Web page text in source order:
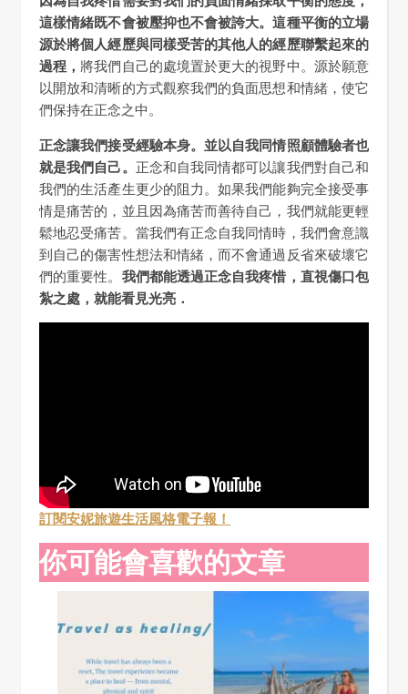
這樣情緒既不會被壓抑也不會被誇大。這種平衡的立場
源於將個人經歷與同樣受苦的其他人的經歷聯繫起來的
過程，將我們自己的處境置於更大的視野中。源於願意
以開放和清晰的方式觀察我們的負面思想和情緒，使它
們保持在正念之中。
正念讓我們接受經驗本身。並以自我同情照顧體驗者也
就是我們自己。 正念和自我同情都可以讓我們對自己和
我們的生活產生更少的阻力。如果我們能夠完全接受事
情是痛苦的，並且因為痛苦而善待自己，我們就能更輕
鬆地忍受痛苦。當我們有正念自我同情時，我們會意識
到自己的傷害性想法和情緒，而不會通過反省來破壞它
們的重要性。 我們都能透過正念自我疼惜，直視傷口包
紮之處，就能看見光亮．
訂閱安妮旅遊生活風格電子報！
你可能會喜歡的文章